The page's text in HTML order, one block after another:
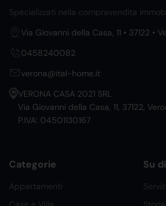
Specializzati nella compravendita
Via Giovanni della Casa, 11 • 37122 •
0458240082
verona@ital-home.it
VERONA CASA 2021 SRL
Via Giovanni della Casa, 11, 37122,
P.IVA: 04501130167
Categorie
Appartamenti
Su
Servizi